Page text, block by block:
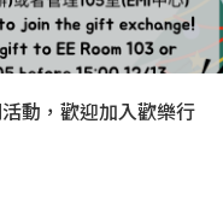
動，歡迎加入歡樂行